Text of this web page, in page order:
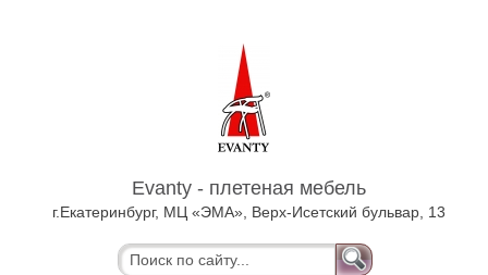
Evanty - плетеная мебель
г.Екатеринбург, МЦ «ЭМА», Верх-Исетский бульвар, 13